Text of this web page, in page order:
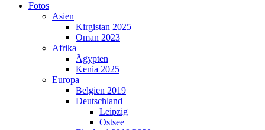
Fotos
Asien
Kirgistan 2025
Oman 2023
Afrika
Ägypten
Kenia 2025
Europa
Belgien 2019
Deutschland
Leipzig
Ostsee